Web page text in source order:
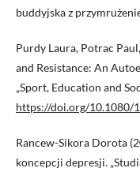
buddyjska z
Purdy Laura, Potrac
and Resistance: An
„Sport, Education and
https://doi.org/10.1080/
Rancew-Sikora Dorota
koncepcji depresji.